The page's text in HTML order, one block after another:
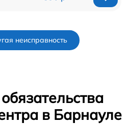
неисправность
в Барнауле